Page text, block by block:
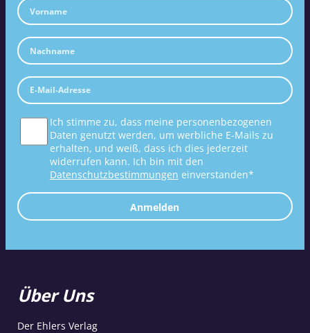
Ich stimme zu, dass meine personenbezogenen
Daten genutzt werden, um werbliche E-Mails zu
erhalten, und weiß, dass ich dies jederzeit
widerrufen kann. Ich bin mit den
Datenschutzbestimmungen einverstanden*
Anmelden
Über Uns
Der Ehlers Verlag